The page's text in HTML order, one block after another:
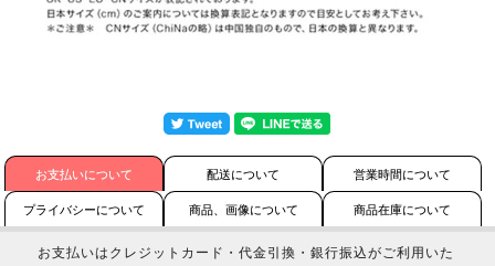
お支払いについて 配送について 営業時間について
プライバシーについて 商品、画像について 商品在庫について
お支払いはクレジットカード・代金引換・銀行振込がご利用いた